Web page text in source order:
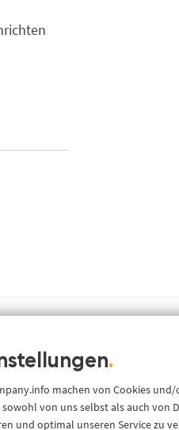
Ressourcen
Über uns
Blog
.
machen von Cookies
sowohl von uns selbst als auch von
und optimal unseren Service zu